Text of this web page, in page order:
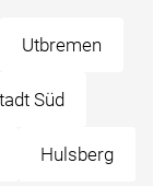
Utbremen
Süd
Hulsberg